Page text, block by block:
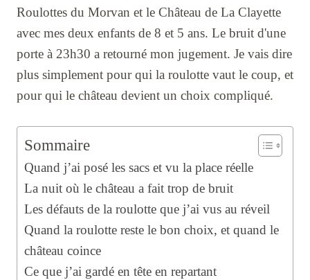
Roulottes du Morvan et le Château de La Clayette
avec mes deux enfants de 8 et 5 ans. Le bruit d'une
porte à 23h30 a retourné mon jugement. Je vais dire
plus simplement pour qui la roulotte vaut le coup, et
pour qui le château devient un choix compliqué.
Sommaire
Quand j’ai posé les sacs et vu la place réelle
La nuit où le château a fait trop de bruit
Les défauts de la roulotte que j’ai vus au réveil
Quand la roulotte reste le bon choix, et quand le
château coince
Ce que j’ai gardé en tête en repartant